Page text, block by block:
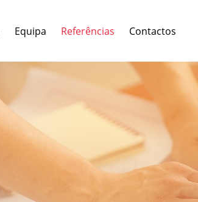
Equipa Referências Contactos